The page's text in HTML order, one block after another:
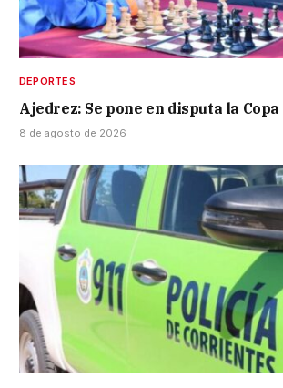
DEPORTES
Ajedrez: Se pone en disputa la Copa
8 de agosto de 2026